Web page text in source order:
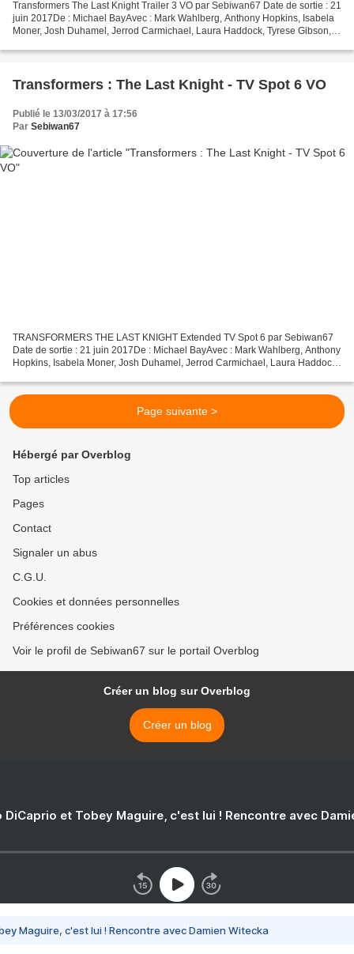
Transformers The Last Knight Trailer 3 VO par Sebiwan67 Date de sortie : 21
juin 2017De : Michael BayAvec : Mark Wahlberg, Anthony Hopkins, Isabela
Moner, Josh Duhamel, Jerrod Carmichael, Laura Haddock, Tyrese Gibson,
Transformers : The Last Knight - TV Spot 6 VO
Publié le 13/03/2017 à 17:56
Par Sebiwan67
TRANSFORMERS THE LAST KNIGHT Extended TV Spot 6 par Sebiwan67
Date de sortie : 21 juin 2017De : Michael BayAvec : Mark Wahlberg, Anthony
Hopkins, Isabela Moner, Josh Duhamel, Jerrod Carmichael, Laura Haddock,
Page suivante >
Hébergé par Overblog
Top articles
Pages
Contact
Signaler un abus
C.G.U.
Cookies et données personnelles
Préférences cookies
Voir le profil de Sebiwan67 sur le portail Overblog
Créer un blog sur Overblog
Créer un blog
DiCaprio et Tobey Maguire, c'est lui ! Rencontre avec
Maguire, c'est lui ! Rencontre avec Damien Witecka